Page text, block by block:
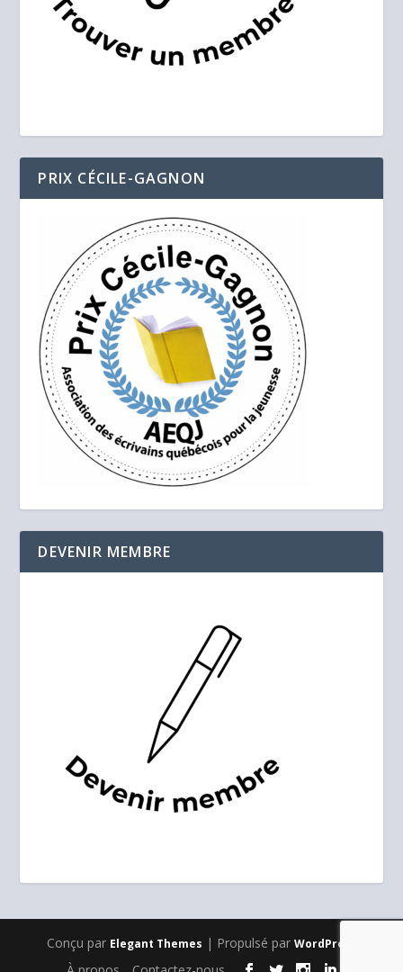
PRIX CÉCILE-GAGNON
DEVENIR MEMBRE
Conçu par Elegant Themes | Propulsé par WordPress